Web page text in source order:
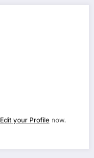
Edit your Profile now.